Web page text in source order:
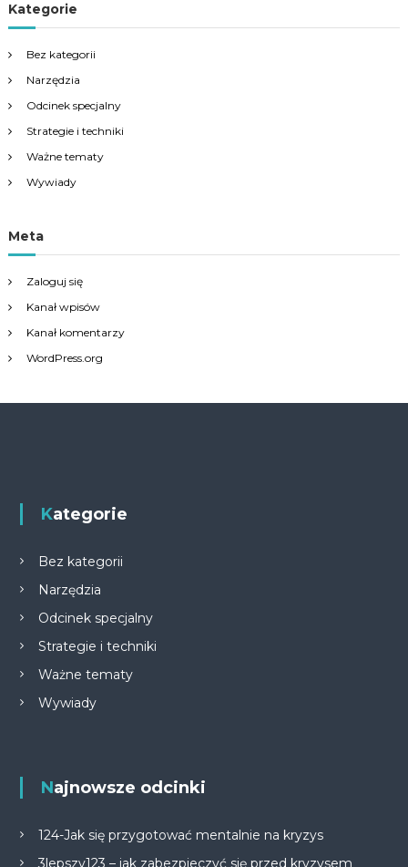
Kategorie
Bez kategorii
Narzędzia
Odcinek specjalny
Strategie i techniki
Ważne tematy
Wywiady
Meta
Zaloguj się
Kanał wpisów
Kanał komentarzy
WordPress.org
Kategorie
Bez kategorii
Narzędzia
Odcinek specjalny
Strategie i techniki
Ważne tematy
Wywiady
Najnowsze odcinki
124-Jak się przygotować mentalnie na kryzys